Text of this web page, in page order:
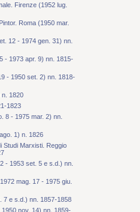
Firenze (1952 lug.
Roma (1950 mar.
12 - 1974 gen. 31) nn.
- 1973 apr. 9) nn. 1815-
- 1950 set. 2) nn. 1818-
n. 1820
1823
8 - 1975 mar. 2) nn.
1) n. 1826
Studi Marxisti. Reggio
- 1953 set. 5 e s.d.) nn.
mag. 17 - 1975 giu.
7 e s.d.) nn. 1857-1858
nov. 14) nn. 1859-